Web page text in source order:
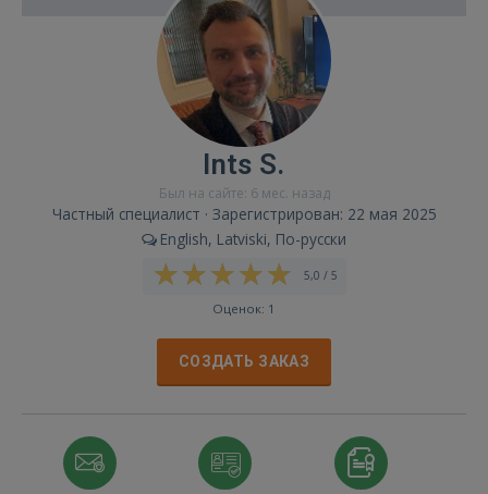
Ints S.
Был на сайте: 6 мес. назад
Частный специалист · Зарегистрирован: 22 мая 2025
English, Latviski, По-русски
5,0 / 5
Оценок: 1
СОЗДАТЬ ЗАКАЗ